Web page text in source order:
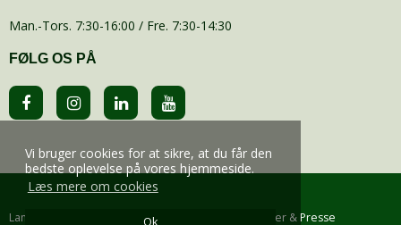
Vi bruger cookies for at sikre, at du får den
bedste oplevelse på vores hjemmeside.
Læs mere om cookies
Ok
Man.-Tors. 7:30-16:00 / Fre. 7:30-14:30
FØLG OS PÅ
Landbrug Om os Nyheder & Presse